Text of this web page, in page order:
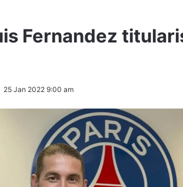
Fernandez
25 Jan 2022 9:00 am